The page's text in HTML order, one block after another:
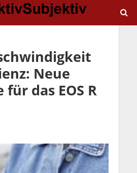
Neue
das EOS R